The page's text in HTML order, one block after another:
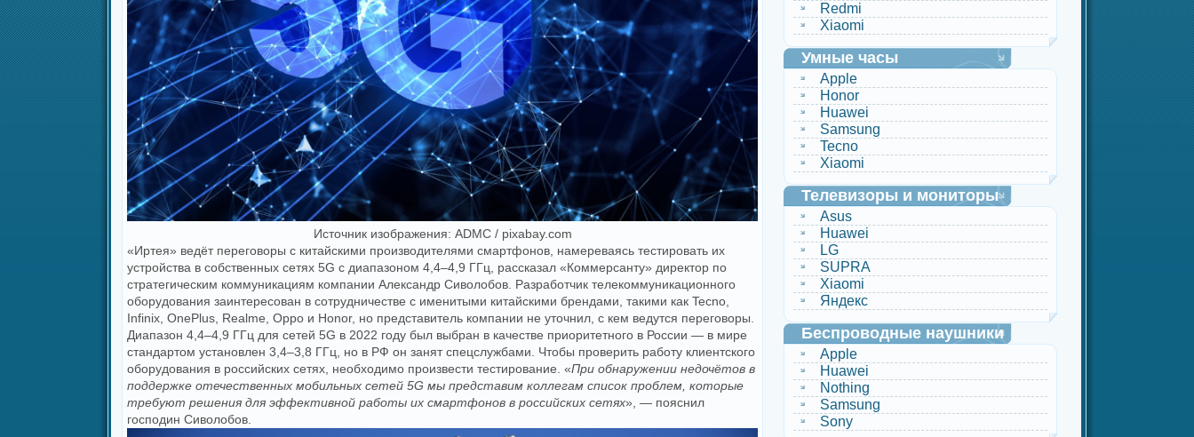
Источник изображения: ADMC / pixabay.com
«Иртея» ведёт переговоры с китайскими производителями смартфонов, намереваясь тестировать их
устройства в собственных сетях 5G с диапазоном 4,4–4,9 ГГц, рассказал «Коммерсанту» директор по
стратегическим коммуникациям компании Александр Сиволобов. Разработчик телекоммуникационного
оборудования заинтересован в сотрудничестве с именитыми китайскими брендами, такими как Tecno,
Infinix, OnePlus, Realme, Oppo и Honor, но представитель компании не уточнил, с кем ведутся переговоры.
Диапазон 4,4–4,9 ГГц для сетей 5G в 2022 году был выбран в качестве приоритетного в России — в мире
стандартом установлен 3,4–3,8 ГГц, но в РФ он занят спецслужбами. Чтобы проверить работу клиентского
оборудования в российских сетях, необходимо произвести тестирование. «При обнаружении недочётов в
поддержке отечественных мобильных сетей 5G мы представим коллегам список проблем, которые
требуют решения для эффективной работы их смартфонов в российских сетях», — пояснил
господин Сиволобов.
Redmi
Xiaomi
Умные часы
Apple
Honor
Huawei
Samsung
Tecno
Xiaomi
Телевизоры и мониторы
Asus
Huawei
LG
SUPRA
Xiaomi
Яндекс
Беспроводные наушники
Apple
Huawei
Nothing
Samsung
Sony